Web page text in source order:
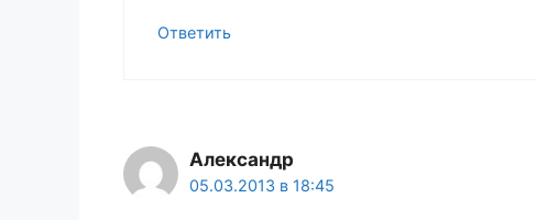
Ответить
Александр
05.03.2013 в 18:45